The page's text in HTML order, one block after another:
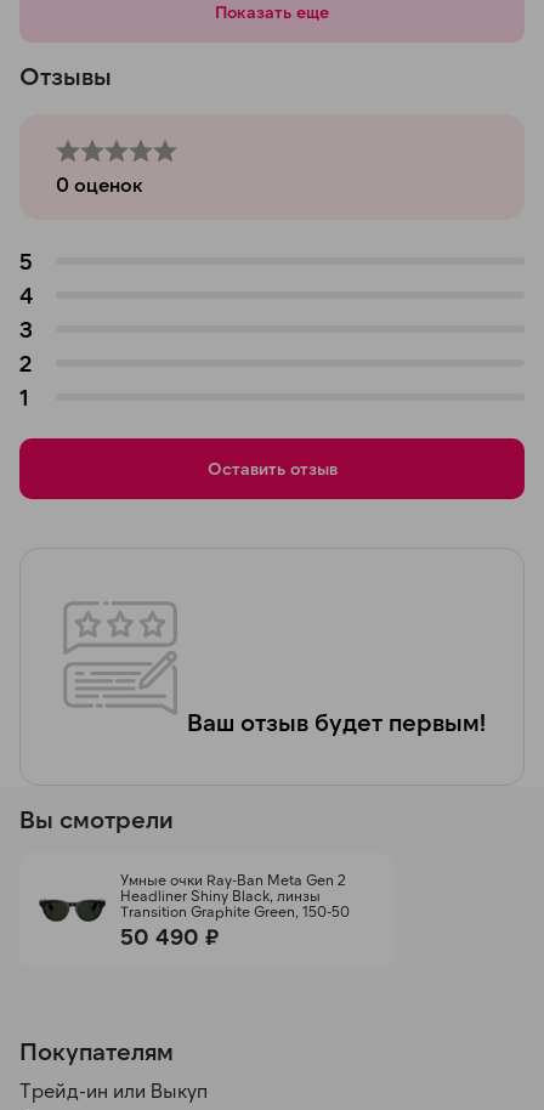
Показать еще
Отзывы
Ваш отзыв будет первым!
0 оценок
5
4
3
2
1
Оставить отзыв
Вы смотрели
Умные очки Ray-Ban Meta Gen 2
Headliner Shiny Black, линзы
Transition Graphite Green, 150-50
50 490 ₽
Покупателям
Трейд-ин или Выкуп